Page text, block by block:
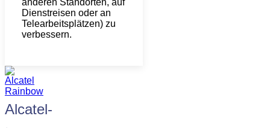
Dienstreisen oder an
Telearbeitsplätzen) zu
verbessern.
Alcatel-